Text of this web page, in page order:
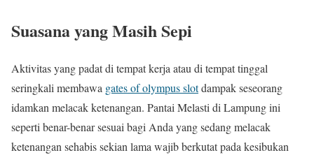
Suasana yang Masih Sepi
Aktivitas yang padat di tempat kerja atau di tempat tinggal
seringkali membawa gates of olympus slotdampak seseorang
idamkan melacak ketenangan. Pantai Melasti di Lampung ini
seperti benar-benar sesuai bagi Anda yang sedang melacak
ketenangan sehabis sekian lama wajib berkutat pada kesibukan